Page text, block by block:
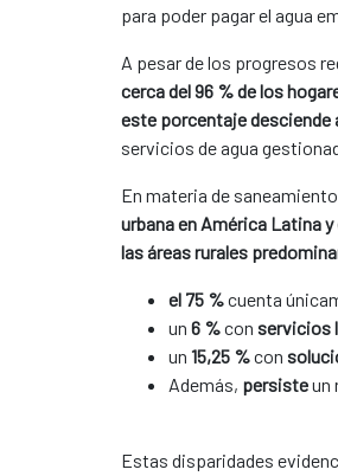
para poder pagar el agua
A pesar de los progresos
cerca del 96 % de los
este porcentaje desciende
servicios de agua
En materia de
urbana en América Latina
las áreas rurales
el 75 %cuenta
un 6 %con servicios
un 15,25 %con
Además, persisteun
Estas disparidades